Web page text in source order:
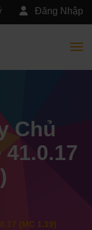
Đăng Nhập
Chủ
(MC 1.19)